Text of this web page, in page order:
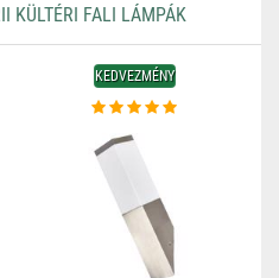
KÜLTÉRI FALI LÁMPÁK
KEDVEZMÉNY